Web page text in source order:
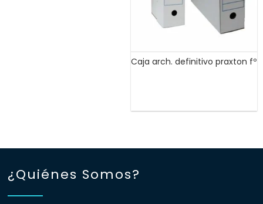
Caja arch. definitivo praxton fº
¿Quiénes Somos?